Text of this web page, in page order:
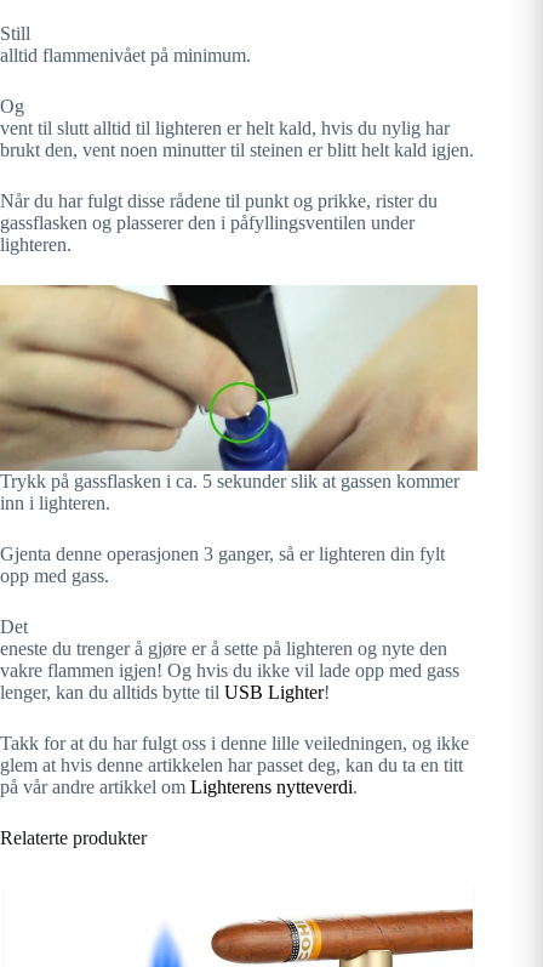
Still
alltid flammenivået på minimum.
Og
vent til slutt alltid til lighteren er helt kald, hvis du nylig har
brukt den, vent noen minutter til steinen er blitt helt kald igjen.
Når du har fulgt disse rådene til punkt og prikke, rister du
gassflasken og plasserer den i påfyllingsventilen under
lighteren.
Trykk på gassflasken i ca. 5 sekunder slik at gassen kommer
inn i lighteren.
Gjenta denne operasjonen 3 ganger, så er lighteren din fylt
opp med gass.
Det
eneste du trenger å gjøre er å sette på lighteren og nyte den
vakre flammen igjen! Og hvis du ikke vil lade opp med gass
lenger, kan du alltids bytte til USB Lighter!
Takk for at du har fulgt oss i denne lille veiledningen, og ikke
glem at hvis denne artikkelen har passet deg, kan du ta en titt
på vår andre artikkel om Lighterens nytteverdi.
Relaterte produkter